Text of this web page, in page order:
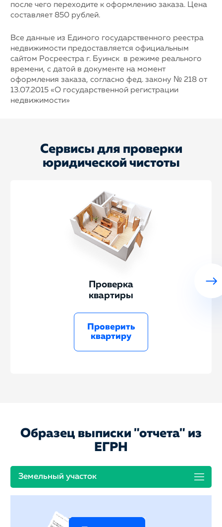
после чего переходите к оформлению заказа. Цена
составляет 850 рублей.
Все данные из Единого государственного реестра
недвижимости предоставляется официальным
сайтом Росреестра г. Буинск в режиме реального
времени, с датой в документе на момент
оформления заказа, согласно фед. закону № 218 от
13.07.2015 «О государственной регистрации
недвижимости»
Сервисы для проверки
юридической чистоты
Проверка
квартиры
Проверить
квартиру
Образец выписки "отчета" из
ЕГРН
Земельный участок